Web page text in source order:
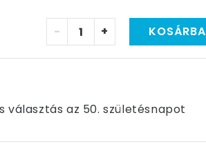
- + KOSÁRBA
az 50. születésnapot